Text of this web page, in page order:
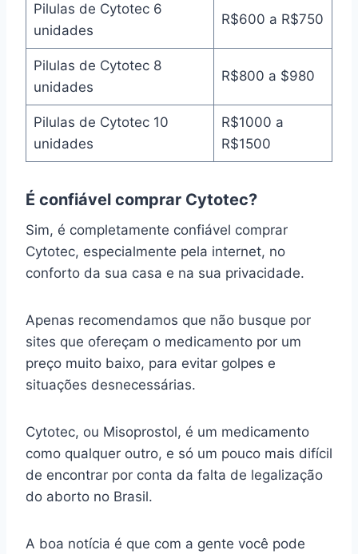
Pilulas de Cytotec 6
unidades
R$600 a R$750
Pilulas de Cytotec 8
unidades
R$800 a $980
Pilulas de Cytotec 10
unidades
R$1000 a
R$1500
É confiável comprar Cytotec?
Sim, é completamente confiável comprar
Cytotec, especialmente pela internet, no
conforto da sua casa e na sua privacidade.
Apenas recomendamos que não busque por
sites que ofereçam o medicamento por um
preço muito baixo, para evitar golpes e
situações desnecessárias.
Cytotec, ou Misoprostol, é um medicamento
como qualquer outro, e só um pouco mais difícil
de encontrar por conta da falta de legalização
do aborto no Brasil.
A boa notícia é que com a gente você pode